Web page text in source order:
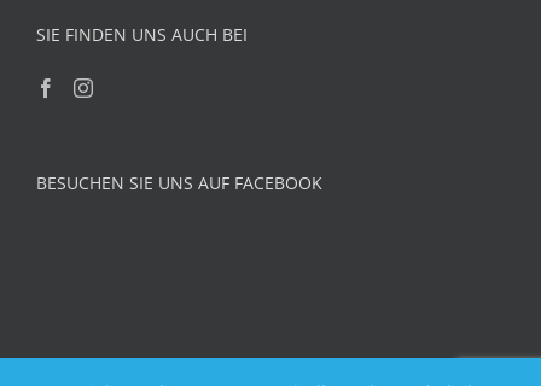
SIE FINDEN UNS AUCH BEI
BESUCHEN SIE UNS AUF FACEBOOK